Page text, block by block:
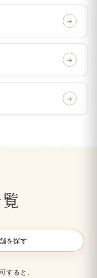
→
→
→
を探す
すると、